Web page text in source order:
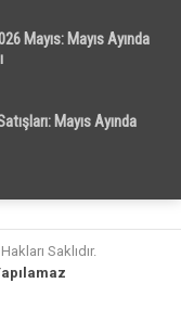
Mayıs: Mayıs Ayında
Mayıs Ayında
Saklıdır.